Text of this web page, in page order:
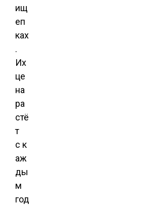
ищ
еп
ках
.
Их
це
на
ра
стё
т
с к
аж
ды
м
год